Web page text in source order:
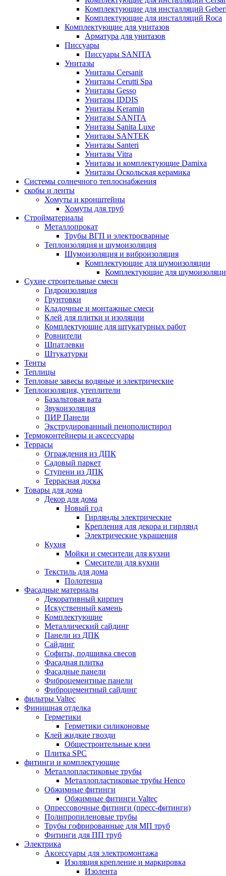
Комплектующие для инсталляций
Комплектующие для инсталляций Roca
Комплектующие для унитазов
Арматура для унитазов
Писсуары
Писсуары SANITA
Унитазы
Унитазы Cersanit
Унитазы Cerutti Spa
Унитазы Gesso
Унитазы IDDIS
Унитазы Keramin
Унитазы SANITA
Унитазы Sanita Luxe
Унитазы SANTEK
Унитазы Santeri
Унитазы Vitra
Унитазы и комплектующие Damixa
Унитазы Оскольская керамика
Системы солнечного теплоснабжения
скобы и ленты
Хомуты и кронштейны
Хомуты для труб
Стройматериалы
Металлопрокат
Трубы ВГП и электросварные
Теплоизоляция и шумоизоляция
Шумоизоляция и виброизоляция
Комплектующие для шумоизоляции
Комплектующие для
Сухие строительные смеси
Гидроизоляция
Грунтовки
Кладочные и монтажные смеси
Клей для плитки и изоляции
Комплектующие для штукатурных работ
Ровнители
Шпатлевки
Штукатурки
Тенты
Теплицы
Тепловые завесы водяные и электрические
Теплоизоляция, утеплители
Базальтовая вата
Звукоизоляция
ПИР Панели
Экструдированный пенополистирол
Термоконтейнеры и аксессуары
Террасы
Ограждения из ДПК
Садовый паркет
Ступени из ДПК
Террасная доска
Товары для дома
Декор для дома
Новый год
Гирлянды электрические
Крепления для декора и гирлянд
Электрические украшения
Кухня
Мойки и смесители для кухни
Смесители для кухни
Текстиль для дома
Полотенца
Фасадные материалы
Декоративный кирпич
Искуственный камень
Комплектующие
Металлический сайдинг
Панели из ДПК
Сайдинг
Софиты, подшивка свесов
Фасадная плитка
Фасадные панели
Фиброцементные панели
Фиброцементный сайдинг
фильтры Valtec
Финишная отделка
Герметики
Герметики силиконовые
Клей жидкие гвозди
Общестроительные клеи
Плитка SPC
фитинги и комплектующие
Металлопластиковые трубы
Металлопластиковые трубы Henco
Обжимные фитинги
Обжимные фитинги Valtec
Опрессовочные фитинги (пресс-фитинги)
Полипропиленовые трубы
Трубы гофрированные для МП труб
Фитинги для ПП труб
Электрика
Аксессуары для электромонтажа
Изоляция крепление и маркировка
Изолента